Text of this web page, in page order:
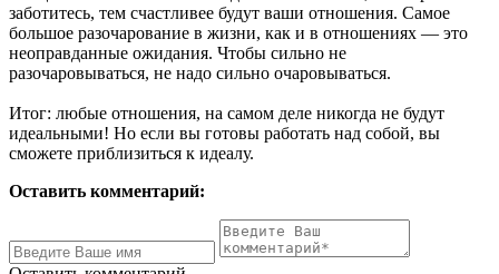
заботитесь, тем счастливее будут ваши отношения. Самое
большое разочарование в жизни, как и в отношениях — это
неоправданные ожидания. Чтобы сильно не
разочаровываться, не надо сильно очаровываться.
Итог: любые отношения, на самом деле никогда не будут
идеальными! Но если вы готовы работать над собой, вы
сможете приблизиться к идеалу.
Оставить комментарий: